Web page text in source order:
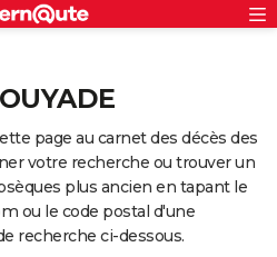
page au carnet des décès des
votre recherche ou trouver un
plus ancien en tapant le
ou le code postal d'une
recherche ci-dessous.